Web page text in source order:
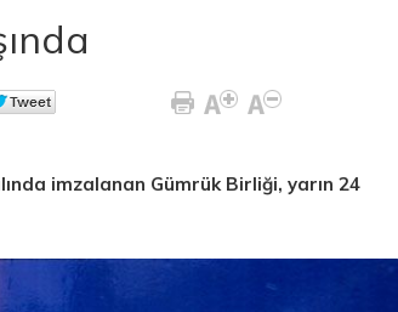
imzalanan Gümrük Birliği, yarın 24